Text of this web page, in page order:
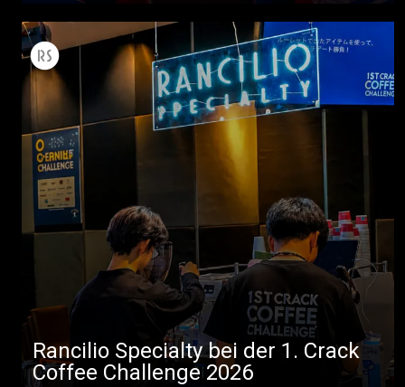
Rancilio Specialty bei der 1. Crack
Coffee Challenge 2026